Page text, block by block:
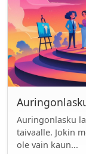
Auringonlasku
taivaalle. Jokin
ole vain kaun...